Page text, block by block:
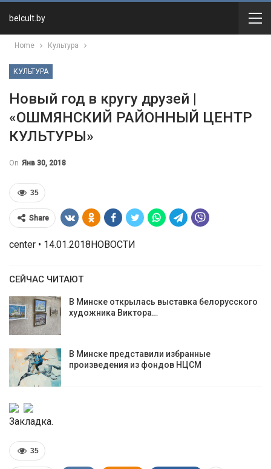
belcult.by
Home Культура
КУЛЬТУРА
Новый год в кругу друзей |
«ОШМЯНСКИЙ РАЙОННЫЙ ЦЕНТР
КУЛЬТУРЫ»
On Янв 30, 2018
35
Share
center • 14.01.2018НОВОСТИ
СЕЙЧАС ЧИТАЮТ
В Минске открылась выставка белорусского
художника Виктора…
В Минске представили избранные
произведения из фондов НЦСМ
Закладка.
35